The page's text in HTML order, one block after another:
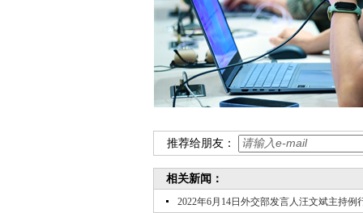
推荐给朋友：
相关新闻：
2022年6月14日外交部发言人汪文斌主持例